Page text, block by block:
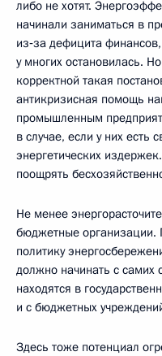
либо не хотят.
начинали заниматься в
из‑за дефицита
у многих остановилась.
корректной такая
антикризисная помощь
промышленным
в случае, если у них есть
энергетических
поощрять
Не менее
бюджетные организации.
политику
должно начинать с самих
находятся в
и с бюджетных
Здесь тоже потенциал